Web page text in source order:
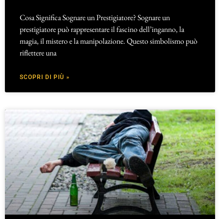
Cosa Significa Sognare un Prestigiatore? Sognare un
prestigiatore può rappresentare il fascino dell’inganno, la
magia, il mistero e la manipolazione. Questo simbolismo può
riflettere una
SCOPRI DI PIÙ »